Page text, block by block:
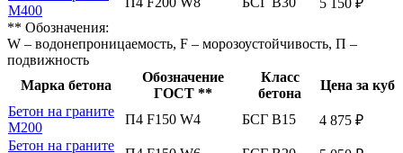
М400
5 150 ₽
** Обозначения:
W – водонепроницаемость, F – морозоустойчивость, П –
подвижность
Марка бетона
Обозначение
ГОСТ **
Класс
бетона
Цена за куб
Бетон на граните
М200
П4 F150 W4 БСГ В15
4 875 ₽
Бетон на граните